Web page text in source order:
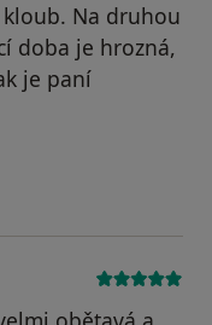
Na druhou
doba je hrozná,
je paní